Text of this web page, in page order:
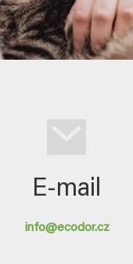
E-mail
info@ecodor.cz